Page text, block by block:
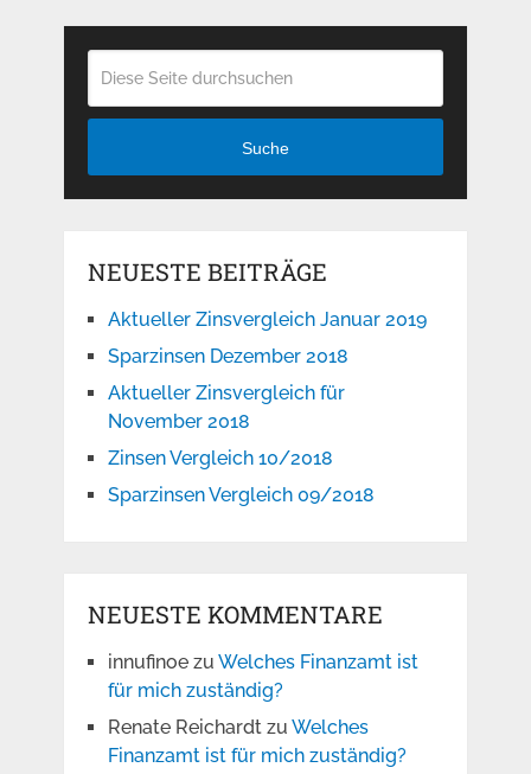
Suche
NEUESTE BEITRÄGE
Aktueller Zinsvergleich Januar 2019
Sparzinsen Dezember 2018
Aktueller Zinsvergleich für
November 2018
Zinsen Vergleich 10/2018
Sparzinsen Vergleich 09/2018
NEUESTE KOMMENTARE
innufinoezu Welches Finanzamt ist
für mich zuständig?
Renate Reichardtzu Welches
Finanzamt ist für mich zuständig?